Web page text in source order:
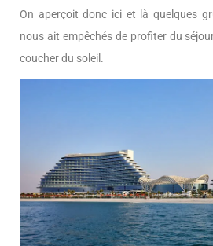
On aperçoit donc ici et là quelques
nous ait empêchés de profiter du
coucher du soleil.